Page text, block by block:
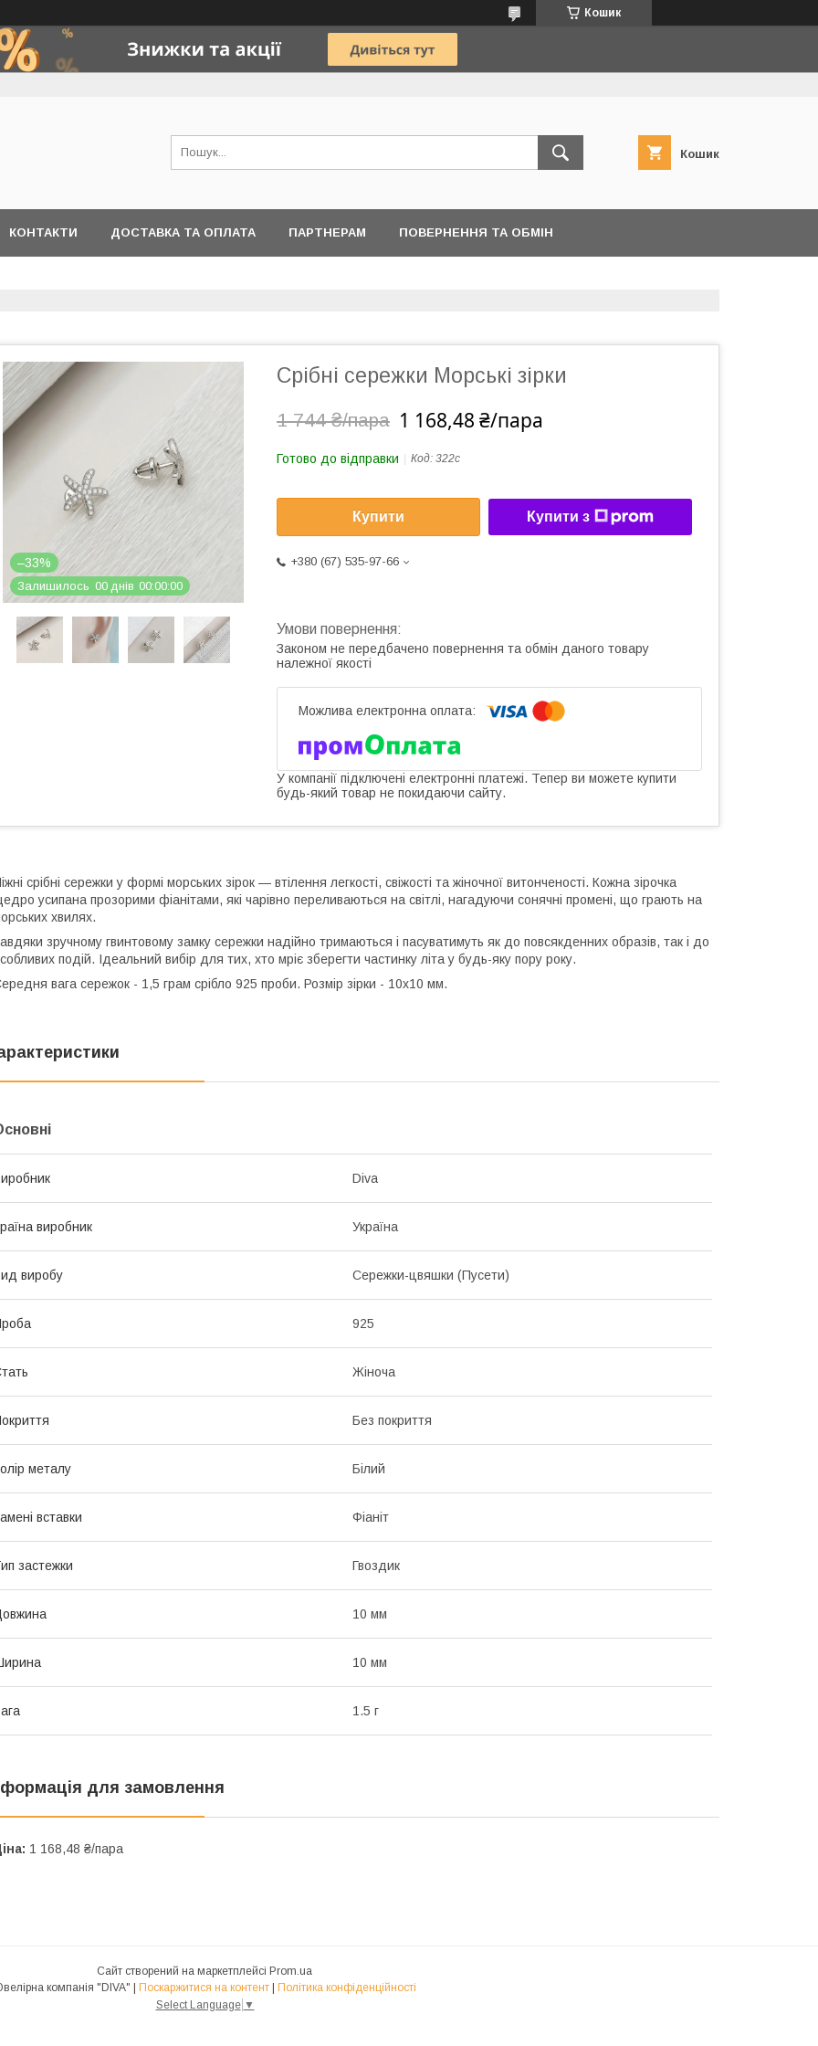
Кошик
Кошик
КОНТАКТИ ДОСТАВКА ТА ОПЛАТА ПАРТНЕРАМ ПОВЕРНЕННЯ ТА ОБМІН
–33%
Залишилось 00 днів 00 00 00
Срібні сережки Морські зірки
1 744 ₴/пара 1 168,48 ₴/пара
Готово до відправки Код: 322с
Купити Купити з
+380 (67) 535-97-66
Законом не передбачено повернення та обмін даного товару
належної якості
У компанії підключені електронні платежі. Тепер ви можете купити
будь-який товар не покидаючи сайту.
срібні сережки у формі морських зірок — втілення легкості, свіжості та жіночної витонченості. Кожна зірочка
усипана прозорими фіанітами, які чарівно переливаються на світлі, нагадуючи сонячні промені, що грають на
хвилях.
зручному гвинтовому замку сережки надійно тримаються і пасуватимуть як до повсякденних образів, так і до
подій. Ідеальний вибір для тих, хто мріє зберегти частинку літа у будь-яку пору року.
вага сережок - 1,5 грам срібло 925 проби. Розмір зірки - 10х10 мм.
Diva
виробник Україна
виробу Сережки-цвяшки (Пусети)
925
Жіноча
Без покриття
металу Білий
вставки Фіаніт
застежки Гвоздик
10 мм
10 мм
1.5 г
для замовлення
1 168,48 ₴/пара
Сайт створений на маркетплейсі Prom.ua
Поскаржитися на контент
Політика конфіденційності
Select Language ▼